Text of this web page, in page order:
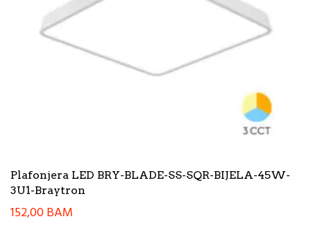
Plafonjera LED BRY-BLADE-SS-SQR-BIJELA-45W-
3U1-Braytron
152,00BAM